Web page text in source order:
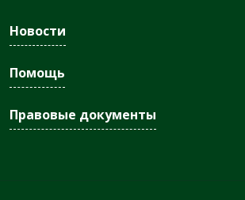
Новости
Помощь
Правовые документы